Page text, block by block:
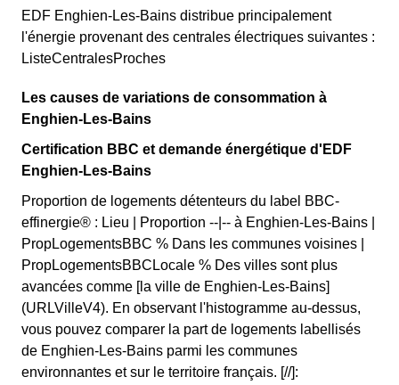
EDF Enghien-Les-Bains distribue principalement
l'énergie provenant des centrales électriques suivantes :
ListeCentralesProches
Les causes de variations de consommation à
Enghien-Les-Bains
Certification BBC et demande énergétique d'EDF
Enghien-Les-Bains
Proportion de logements détenteurs du label BBC-
effinergie® : Lieu | Proportion --|-- à Enghien-Les-Bains |
PropLogementsBBC % Dans les communes voisines |
PropLogementsBBCLocale % Des villes sont plus
avancées comme [la ville de Enghien-Les-Bains]
(URLVilleV4). En observant l'histogramme au-dessus,
vous pouvez comparer la part de logements labellisés
de Enghien-Les-Bains parmi les communes
environnantes et sur le territoire français. [//]: